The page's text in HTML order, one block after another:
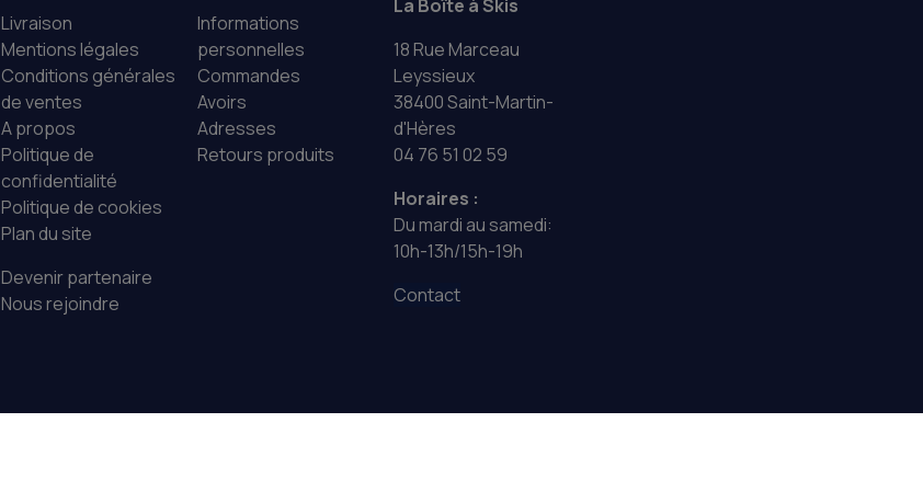
Livraison
Mentions légales
Conditions générales
de ventes
A propos
Politique de
confidentialité
Politique de cookies
Plan du site
Devenir partenaire
Nous rejoindre
Informations
personnelles
Commandes
Avoirs
Adresses
Retours produits
La Boîte à Skis
18 Rue Marceau
Leyssieux
38400 Saint-Martin-
d'Hères
04 76 51 02 59
Horaires :
Du mardi au samedi:
10h-13h/15h-19h
Contact